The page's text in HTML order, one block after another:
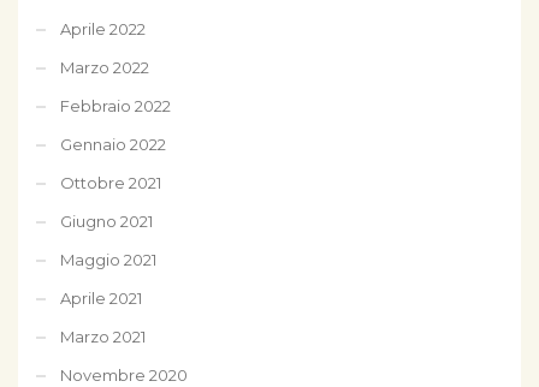
Aprile 2022
Marzo 2022
Febbraio 2022
Gennaio 2022
Ottobre 2021
Giugno 2021
Maggio 2021
Aprile 2021
Marzo 2021
Novembre 2020